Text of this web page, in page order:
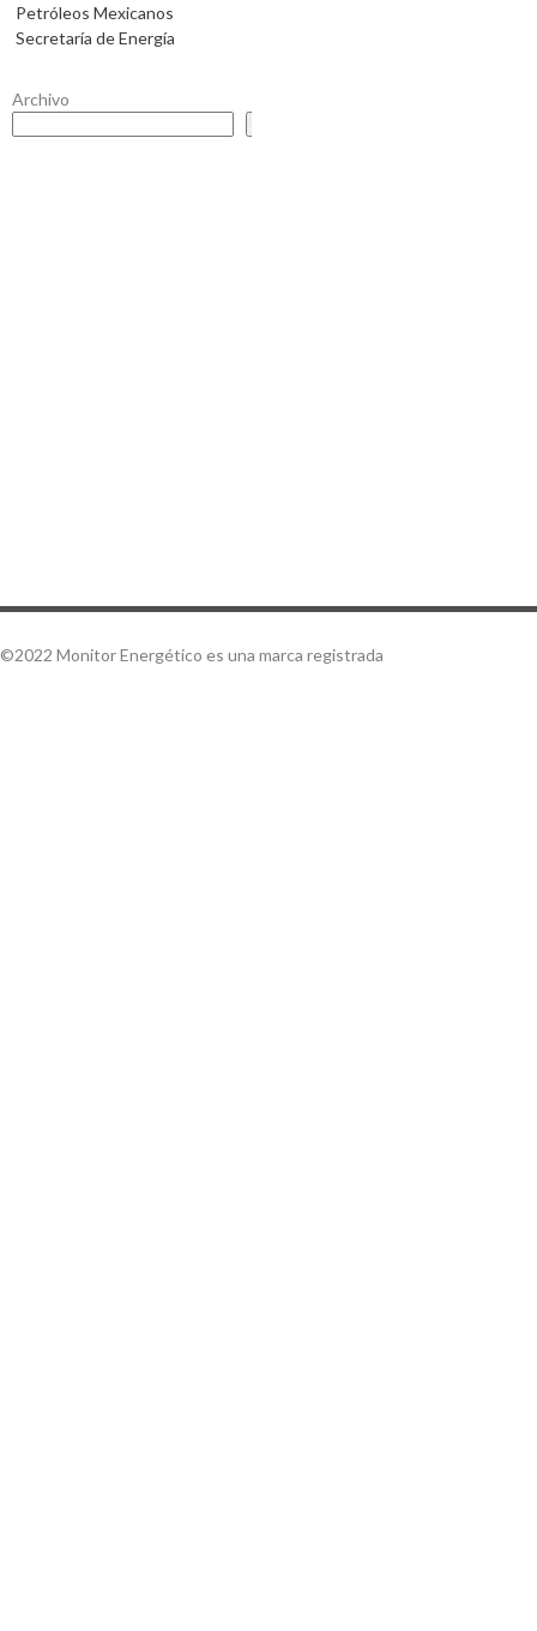
Petróleos Mexicanos
Secretaría de Energía
Archivo
©2022 Monitor Energético es una marca registrada